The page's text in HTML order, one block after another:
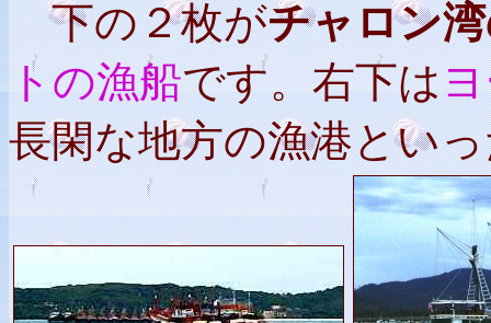
下の２枚がチャロン
トの漁船です。右下は
長閑な地方の漁港とい